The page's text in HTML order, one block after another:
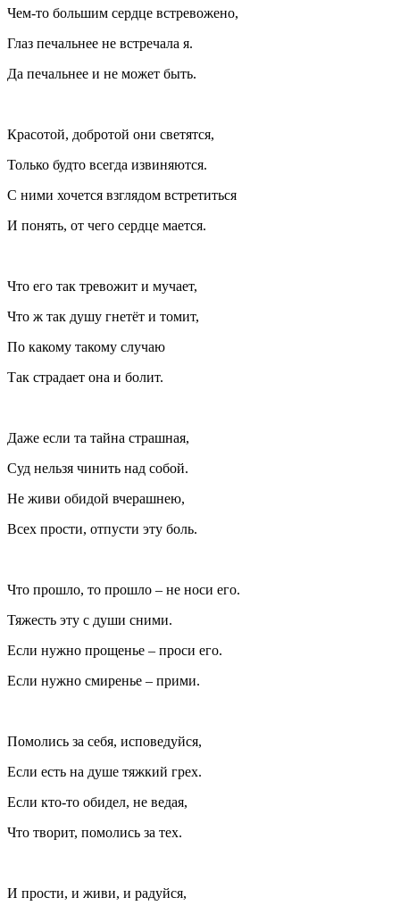
Чем-то большим сердце встревожено,
Глаз печальнее не встречала я.
Да печальнее и не может быть.
Красотой, добротой они светятся,
Только будто всегда извиняются.
С ними хочется взглядом встретиться
И понять, от чего сердце мается.
Что его так тревожит и мучает,
Что ж так душу гнетёт и томит,
По какому такому случаю
Так страдает она и болит.
Даже если та тайна страшная,
Суд нельзя чинить над собой.
Не живи обидой вчерашнею,
Всех прости, отпусти эту боль.
Что прошло, то прошло – не носи его.
Тяжесть эту с души сними.
Если нужно прощенье – проси его.
Если нужно смиренье – прими.
Помолись за себя, исповедуйся,
Если есть на душе тяжкий грех.
Если кто-то обидел, не ведая,
Что творит, помолись за тех.
И прости, и живи, и радуйся,